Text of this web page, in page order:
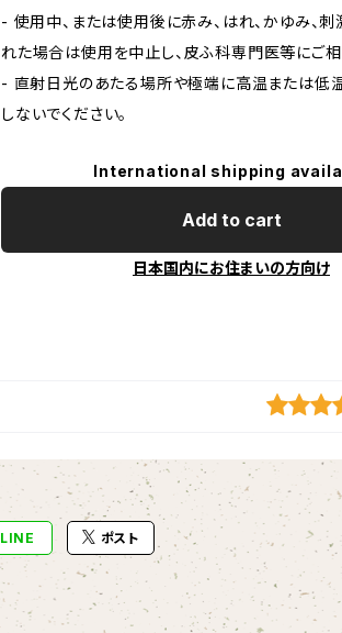
- 使用中、または使用後に赤み、はれ、かゆみ、
れた場合は使用を中止し、皮ふ科専門医等にご相
- 直射日光のあたる場所や極端に高温または低
しないでください。
International shipping
Add to cart
日本国内にお住まいの方向け
LINE ポスト